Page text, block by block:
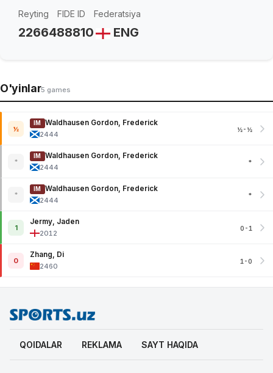
Reyting
2266
FIDE ID
488810
Federatsiya
ENG
O'yinlar5 games
½
IM
Waldhausen Gordon, Frederick
2444
½-½
*
IM
Waldhausen Gordon, Frederick
2444
*
*
IM
Waldhausen Gordon, Frederick
2444
*
1
Jermy, Jaden
2012
0-1
0
Zhang, Di
2460
1-0
QOIDALAR REKLAMA SAYT HAQIDA